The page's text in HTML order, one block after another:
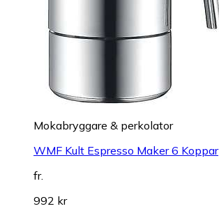
Mokabryggare & perkolator
WMF Kult Espresso Maker 6 Koppar
fr.
992 kr